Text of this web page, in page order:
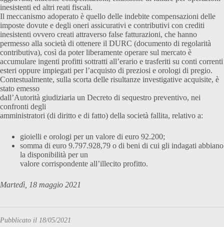
inesistenti ed altri reati fiscali.
Il meccanismo adoperato è quello delle indebite compensazioni delle
imposte dovute e degli oneri assicurativi e contributivi con crediti
inesistenti ovvero creati attraverso false fatturazioni, che hanno
permesso alla società di ottenere il DURC (documento di regolarità
contributiva), così da poter liberamente operare sul mercato è
accumulare ingenti profitti sottratti all’erario e trasferiti su conti correnti
esteri oppure impiegati per l’acquisto di preziosi e orologi di pregio.
Contestualmente, sulla scorta delle risultanze investigative acquisite, è
stato emesso
dall’Autorità giudiziaria un Decreto di sequestro preventivo, nei
confronti degli
amministratori (di diritto e di fatto) della società fallita, relativo a:
gioielli e orologi per un valore di euro 92.200;
somma di euro 9.797.928,79 o di beni di cui gli indagati abbiano
la disponibilità per un
valore corrispondente all’illecito profitto.
Martedì, 18 maggio 2021
Pubblicato il 18/05/2021